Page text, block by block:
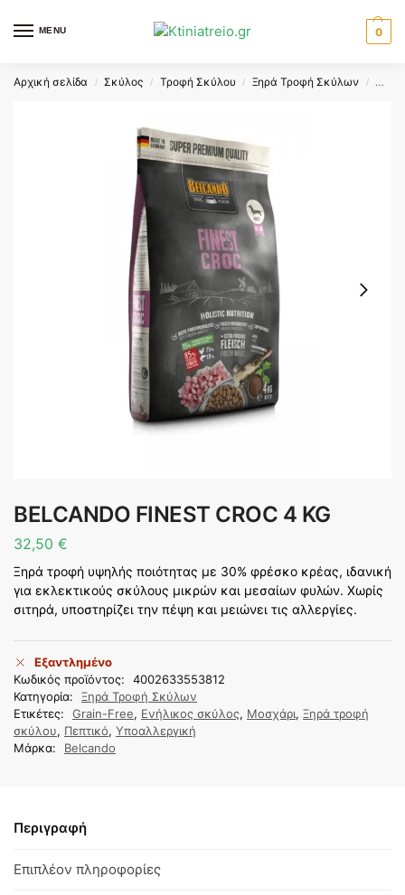
MENU 0
Αρχική σελίδα / Σκύλος / Τροφή Σκύλου / Ξηρά Τροφή Σκύλων /
BELCANDO FINEST CROC 4 KG
32,50 €
Ξηρά τροφή υψηλής ποιότητας με 30% φρέσκο κρέας, ιδανική
για εκλεκτικούς σκύλους μικρών και μεσαίων φυλών. Χωρίς
σιτηρά, υποστηρίζει την πέψη και μειώνει τις αλλεργίες.
Εξαντλημένο
Κωδικός προϊόντος:
4002633553812
Κατηγορία:
Ξηρά Τροφή Σκύλων
Ετικέτες:
Grain-Free, Ενήλικος σκύλος, Μοσχάρι, Ξηρά τροφή
σκύλου, Πεπτικό, Υποαλλεργική
Μάρκα:
Belcando
Περιγραφή
Επιπλέον πληροφορίες